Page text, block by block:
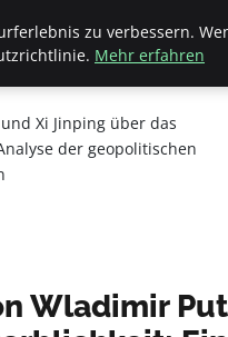
Xi Jinping über das
der geopolitischen
Wladimir
zu verbessern.
Mehr erfahren